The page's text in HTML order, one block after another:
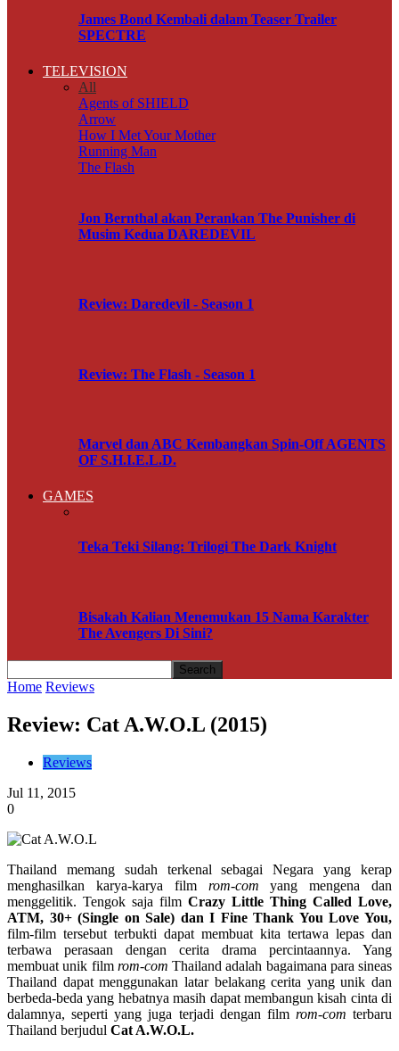
James Bond Kembali dalam Teaser Trailer
SPECTRE
TELEVISION
All
Agents of SHIELD
Arrow
How I Met Your Mother
Running Man
The Flash
Jon Bernthal akan Perankan The Punisher di
Musim Kedua DAREDEVIL
Review: Daredevil - Season 1
Review: The Flash - Season 1
Marvel dan ABC Kembangkan Spin-Off AGENTS
OF S.H.I.E.L.D.
GAMES
Teka Teki Silang: Trilogi The Dark Knight
Bisakah Kalian Menemukan 15 Nama Karakter
The Avengers Di Sini?
Home Reviews
Review: Cat A.W.O.L (2015)
Reviews
Jul 11, 2015
0
Thailand memang sudah terkenal sebagai Negara yang kerap
menghasilkan karya-karya film rom-com yang mengena dan
menggelitik. Tengok saja film Crazy Little Thing Called Love,
ATM, 30+ (Single on Sale) dan I Fine Thank You Love You,
film-film tersebut terbukti dapat membuat kita tertawa lepas dan
terbawa perasaan dengan cerita drama percintaannya. Yang
membuat unik film rom-com Thailand adalah bagaimana para sineas
Thailand dapat menggunakan latar belakang cerita yang unik dan
berbeda-beda yang hebatnya masih dapat membangun kisah cinta di
dalamnya, seperti yang juga terjadi dengan filmrom-com terbaru
Thailand berjudul Cat A.W.O.L.